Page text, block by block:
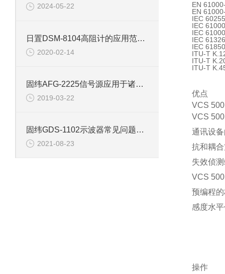
2024-05-22
日置DSM-8104高阻计的应用范围及其发展方向
2020-02-14
固纬AFG-2225信号源应用于诸多领域
2019-03-22
固纬GDS-1102示波器常见问题解答（二）
2021-08-23
EN
EN
IEC
IEC
IEC
IEC 61326
IEC
ITU-T
ITU-T
ITU-T
优点
VCS
VCS
通讯设
抗和耦
失效侦
VCS
预编程
感度水
操作